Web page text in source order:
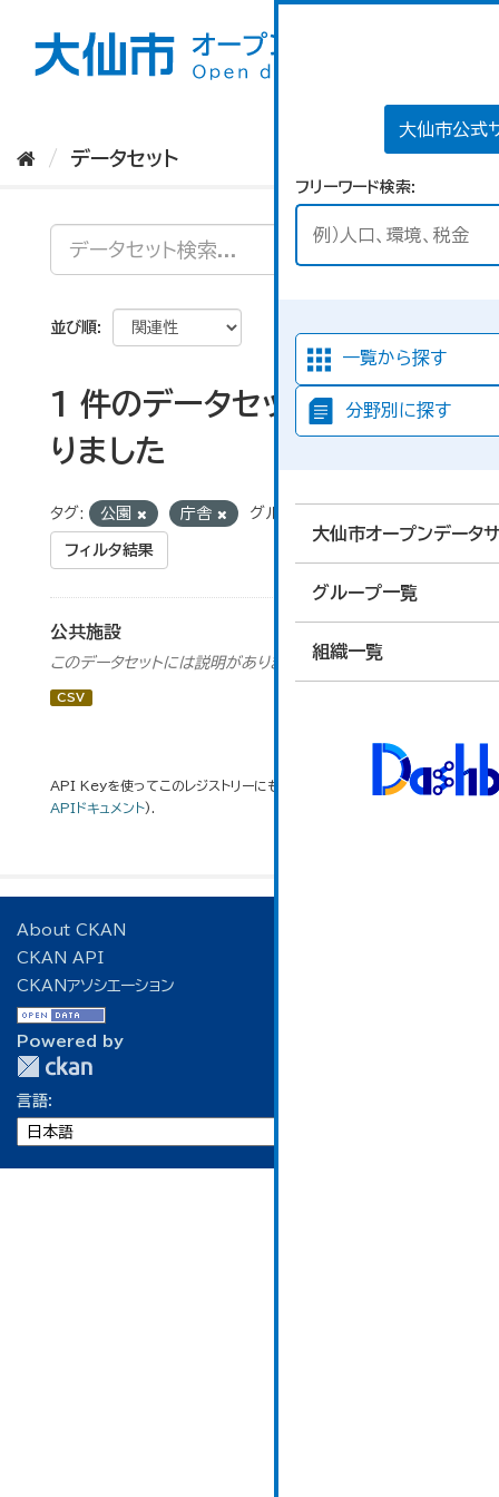
大仙市公式
フリーワード検索
一覧から探す
分野別に探す
大仙市オープンデータ
グループ一覧
組織一覧
データセット
並び順
1 件のデータセットが見つか
りました
タグ: 公園 庁舎 グループ:
フィルタ結果
公共施設
このデータセットには説明がありません
CSV
API Keyを使ってこのレジストリーにもアクセス可能ですAPI(see
APIドキュメント).
About CKAN
CKAN API
CKANアソシエーション
Powered by
言語